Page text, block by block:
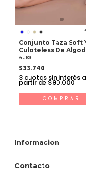
+1
Conjunto Taza Soft
Culoteless De
Lycra
Art. 108
$33.740
3 cuotas sin interés a
partir de $90.000
COMPRAR
Informacion
Contacto